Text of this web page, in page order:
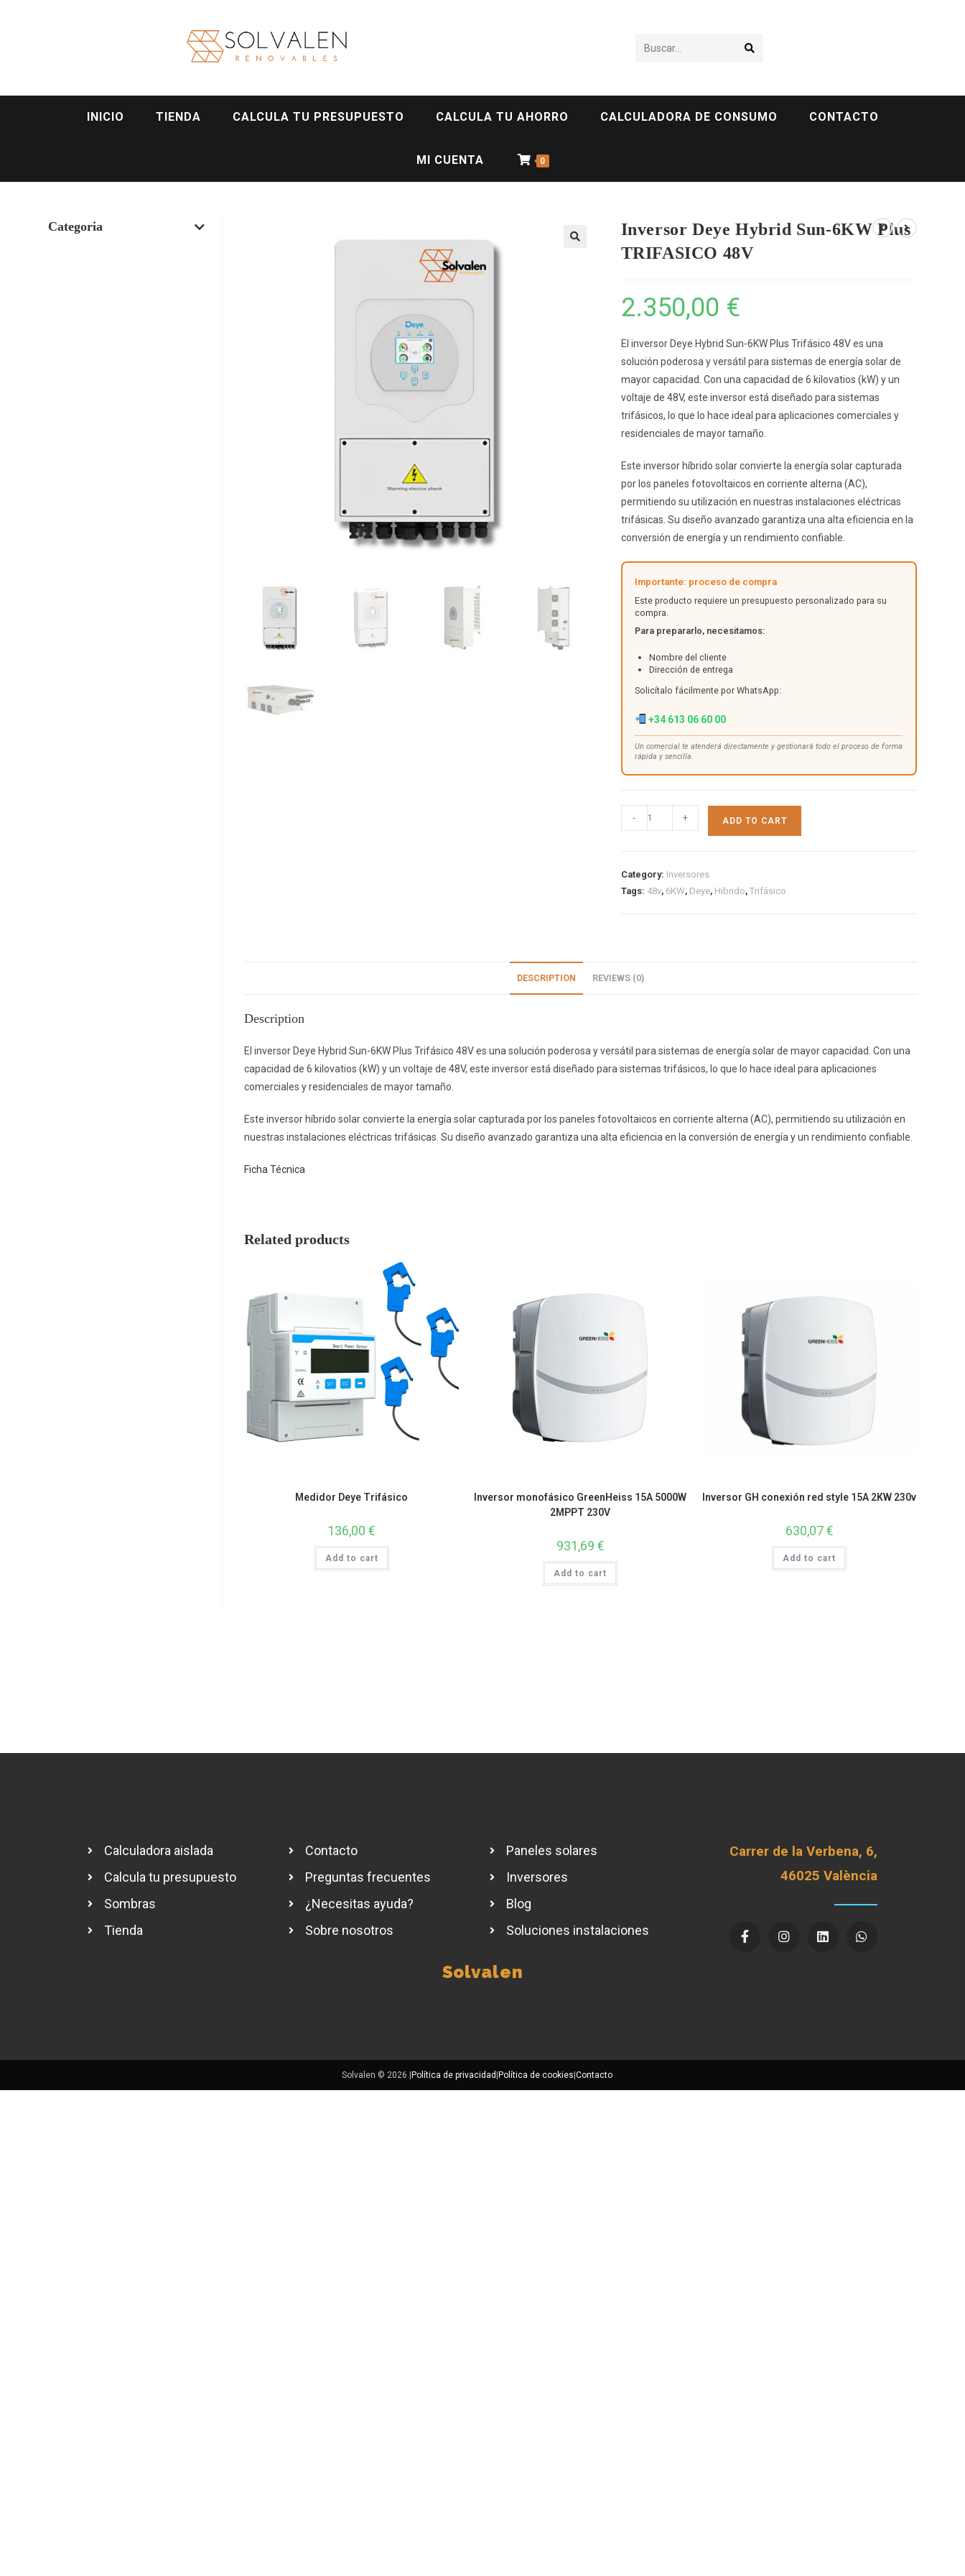
Buscar...
INICIO TIENDA CALCULA TU PRESUPUESTO CALCULA TU AHORRO CALCULADORA DE CONSUMO CONTACTO
MI CUENTA 0
Inversor Deye Hybrid Sun-6KW Plus
TRIFASICO 48V
2.350,00 €
El inversor Deye Hybrid Sun-6KW Plus Trifásico 48V es una
solución poderosa y versátil para sistemas de energía solar de
mayor capacidad. Con una capacidad de 6 kilovatios (kW) y un
voltaje de 48V, este inversor está diseñado para sistemas
trifásicos, lo que lo hace ideal para aplicaciones comerciales y
residenciales de mayor tamaño.
Este inversor híbrido solar convierte la energía solar capturada
por los paneles fotovoltaicos en corriente alterna (AC),
permitiendo su utilización en nuestras instalaciones eléctricas
trifásicas. Su diseño avanzado garantiza una alta eficiencia en la
conversión de energía y un rendimiento confiable.
Importante: proceso de compra
Este producto requiere un presupuesto personalizado para su
compra.
Para prepararlo, necesitamos:
Nombre del cliente
Dirección de entrega
Solicítalo fácilmente por WhatsApp:
+34 613 06 60 00
Un comercial te atenderá directamente y gestionará todo el proceso de forma
rápida y sencilla.
- + ADD TO CART
Category: Inversores
Tags: 48v, 6KW, Deye, Hibrido, Trifásico
DESCRIPTION REVIEWS (0)
Description
El inversor Deye Hybrid Sun-6KW Plus Trifásico 48V es una solución poderosa y versátil para sistemas de energía solar de mayor capacidad. Con una
capacidad de 6 kilovatios (kW) y un voltaje de 48V, este inversor está diseñado para sistemas trifásicos, lo que lo hace ideal para aplicaciones
comerciales y residenciales de mayor tamaño.
Este inversor híbrido solar convierte la energía solar capturada por los paneles fotovoltaicos en corriente alterna (AC), permitiendo su utilización en
nuestras instalaciones eléctricas trifásicas. Su diseño avanzado garantiza una alta eficiencia en la conversión de energía y un rendimiento confiable.
Ficha Técnica
Related products
Medidor Deye Trifásico
136,00€
Add to cart
Inversor monofásico GreenHeiss 15A 5000W
2MPPT 230V
931,69 €
Add to cart
Inversor GH conexión red style 15A 2KW 230v
630,07€
Add to cart
Categoria
Calculadora aislada
Calcula tu presupuesto
Sombras
Tienda
Contacto
Preguntas frecuentes
¿Necesitas ayuda?
Sobre nosotros
Paneles solares
Inversores
Blog
Soluciones instalaciones
Carrer de la Verbena, 6,
46025 València
Solvalen
Solvalen © 2026 |Política de privacidad |Política de cookies|Contacto